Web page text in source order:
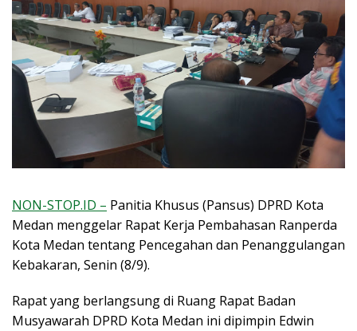
NON-STOP.ID – Panitia Khusus (Pansus) DPRD Kota
Medan menggelar Rapat Kerja Pembahasan Ranperda
Kota Medan tentang Pencegahan dan Penanggulangan
Kebakaran, Senin (8/9).
Rapat yang berlangsung di Ruang Rapat Badan
Musyawarah DPRD Kota Medan ini dipimpin Edwin